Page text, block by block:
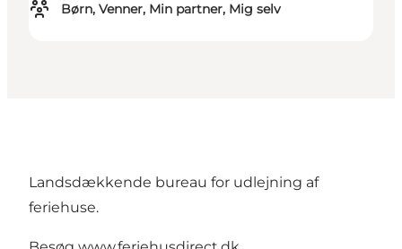
Børn, Venner, Min partner, Mig selv
Landsdækkende bureau for udlejning af
feriehuse.